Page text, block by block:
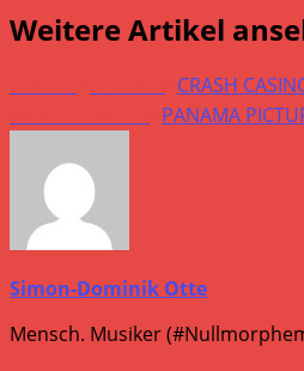
Weitere Artikel
CRASH
PANAMA
Simon-Dominik Otte
Mensch. Musiker